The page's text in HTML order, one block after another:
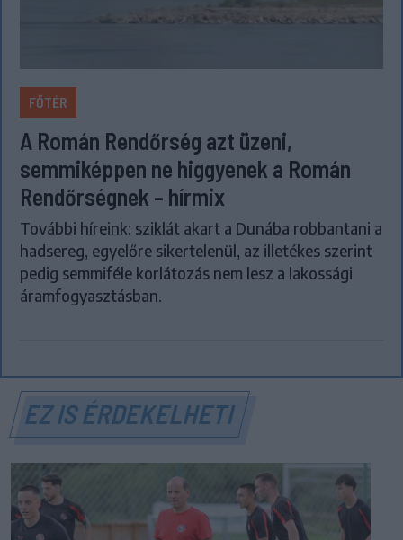
FŐTÉR
A Román Rendőrség azt üzeni,
semmiképpen ne higgyenek a Román
Rendőrségnek – hírmix
További híreink: sziklát akart a Dunába robbantani a
hadsereg, egyelőre sikertelenül, az illetékes szerint
pedig semmiféle korlátozás nem lesz a lakossági
áramfogyasztásban.
EZ IS ÉRDEKELHETI